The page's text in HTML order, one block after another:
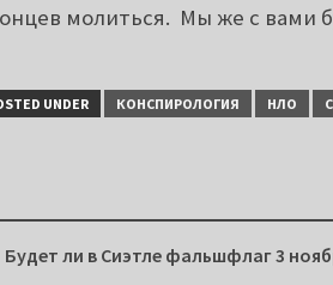
молиться. Мы же с вами
UNDER КОНСПИРОЛОГИЯ НЛО
Будет ли в Сиэтле фальшфлаг 3